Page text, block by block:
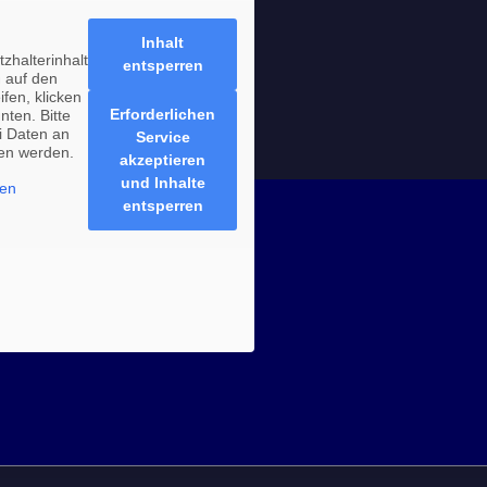
auf den
klicken
Bitte
Daten an
werden.
Inhalt
entsperren
Erforderlichen
Service
akzeptieren
und Inhalte
entsperren